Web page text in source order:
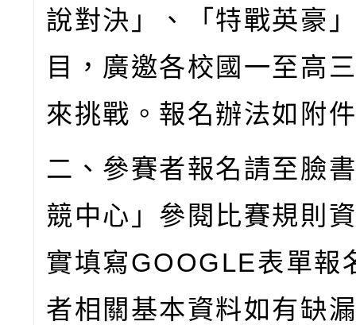
說對決」、「特戰英豪
目，廣邀各校國一至高
來挑戰。報名辦法如附
二、參賽者報名請至臉
競中心」參閱比賽規則
實填寫GOOGLE表單報
者相關基本資料如有缺